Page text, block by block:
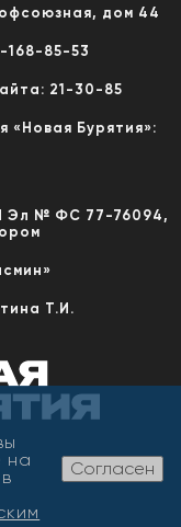
дом 44
85-53
21-30-85
«Новая Бурятия»:
Эл № ФС 77-76094,
Т.И.
на
Согласен